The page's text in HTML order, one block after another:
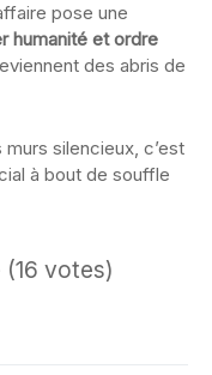
pose une
humanité et ordre
des abris de
silencieux, c’est
à bout de souffle
votes)